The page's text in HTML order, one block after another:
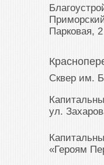
Парковая,
Сквер им.
ул.
«Героям